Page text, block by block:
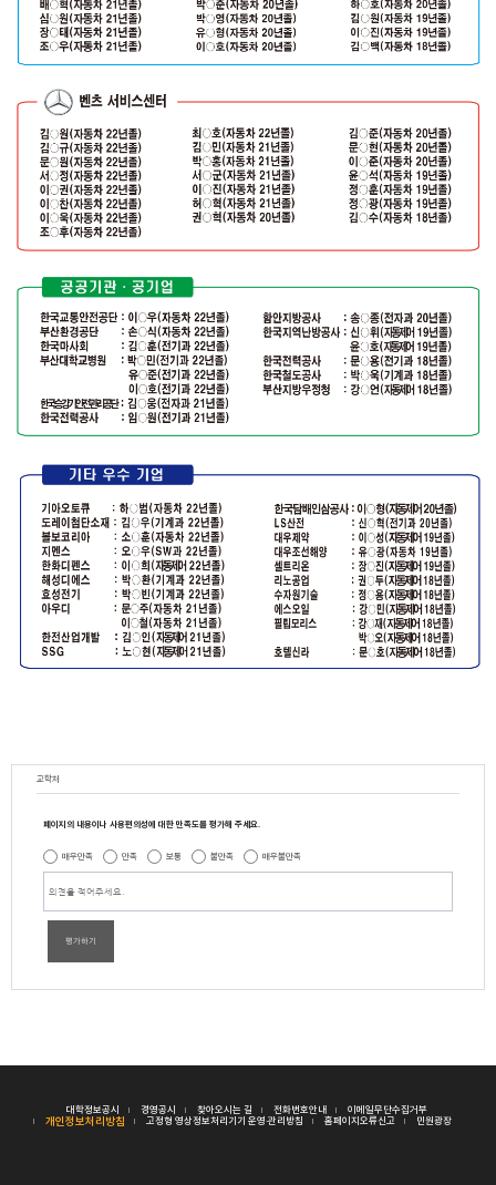
교학처
페이지의 내용이나 사용편의성에 대한 만족도를 평가해 주세요.
매우만족 만족 보통 불만족 매우불만족
평가하기
대학정보공시 경영공시 찾아오시는 길 전화번호안내 이메일무단수집거부
개인정보처리방침 고정형 영상정보처리기기 운영·관리방침 홈페이지오류신고 민원광장